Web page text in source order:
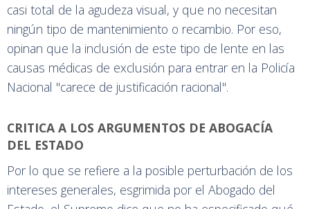
casi total de la agudeza visual, y que no necesitan
ningún tipo de mantenimiento o recambio. Por eso,
opinan que la inclusión de este tipo de lente en las
causas médicas de exclusión para entrar en la Policía
Nacional "carece de justificación racional".
CRITICA A LOS ARGUMENTOS DE ABOGACÍA
DEL ESTADO
Por lo que se refiere a la posible perturbación de los
intereses generales, esgrimida por el Abogado del